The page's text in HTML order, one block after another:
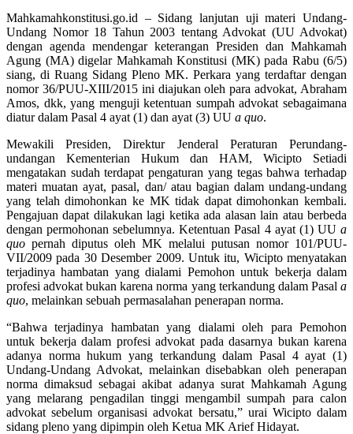
Mahkamahkonstitusi.go.id – Sidang lanjutan uji materi Undang-
Undang Nomor 18 Tahun 2003 tentang Advokat (UU Advokat)
dengan agenda mendengar keterangan Presiden dan Mahkamah
Agung (MA) digelar Mahkamah Konstitusi (MK) pada Rabu (6/5)
siang, di Ruang Sidang Pleno MK. Perkara yang terdaftar dengan
nomor 36/PUU-XIII/2015 ini diajukan oleh para advokat, Abraham
Amos, dkk, yang menguji ketentuan sumpah advokat sebagaimana
diatur dalam Pasal 4 ayat (1) dan ayat (3) UU a quo.
Mewakili Presiden, Direktur Jenderal Peraturan Perundang-
undangan Kementerian Hukum dan HAM, Wicipto Setiadi
mengatakan sudah terdapat pengaturan yang tegas bahwa terhadap
materi muatan ayat, pasal, dan/ atau bagian dalam undang-undang
yang telah dimohonkan ke MK tidak dapat dimohonkan kembali.
Pengajuan dapat dilakukan lagi ketika ada alasan lain atau berbeda
dengan permohonan sebelumnya. Ketentuan Pasal 4 ayat (1) UU a
quo pernah diputus oleh MK melalui putusan nomor 101/PUU-
VII/2009 pada 30 Desember 2009. Untuk itu, Wicipto menyatakan
terjadinya hambatan yang dialami Pemohon untuk bekerja dalam
profesi advokat bukan karena norma yang terkandung dalam Pasal a
quo, melainkan sebuah permasalahan penerapan norma.
“Bahwa terjadinya hambatan yang dialami oleh para Pemohon
untuk bekerja dalam profesi advokat pada dasarnya bukan karena
adanya norma hukum yang terkandung dalam Pasal 4 ayat (1)
Undang-Undang Advokat, melainkan disebabkan oleh penerapan
norma dimaksud sebagai akibat adanya surat Mahkamah Agung
yang melarang pengadilan tinggi mengambil sumpah para calon
advokat sebelum organisasi advokat bersatu,” urai Wicipto dalam
sidang pleno yang dipimpin oleh Ketua MK Arief Hidayat.